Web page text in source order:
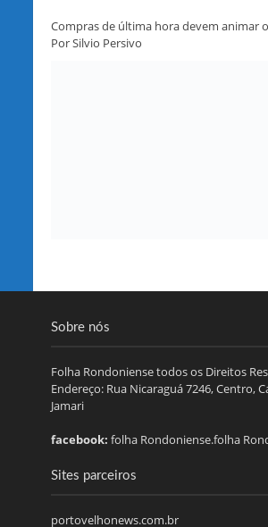
Compras de última hora devem animar
Por Silvio Persivo
Sobre nós
Folha Rondoniense todos os Direitos
Endereço: Rua Nicaraguá 7246, Centro,
Jamari
facebook: folha Rondoniense.folha
Sites parceiros
portovelhonews.com.br